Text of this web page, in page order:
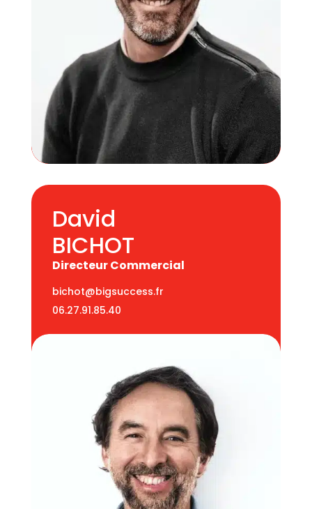
David
BICHOT
Directeur Commercial
bichot@bigsuccess.fr
06.27.91.85.40